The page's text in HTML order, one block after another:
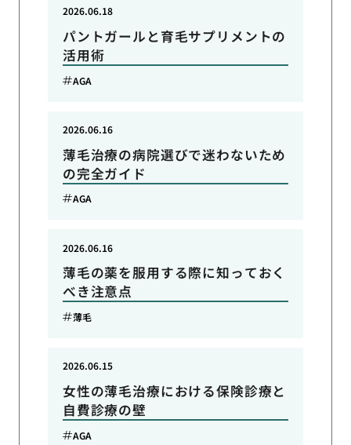
パントガールと育毛サプリメントの
活用術
2026.06.18
AGA
薄毛治療の病院選びで迷わないため
の完全ガイド
2026.06.16
AGA
薄毛の薬を服用する際に知っておく
べき注意点
2026.06.16
薄毛
女性の薄毛治療における保険診療と
自費診療の壁
2026.06.15
AGA